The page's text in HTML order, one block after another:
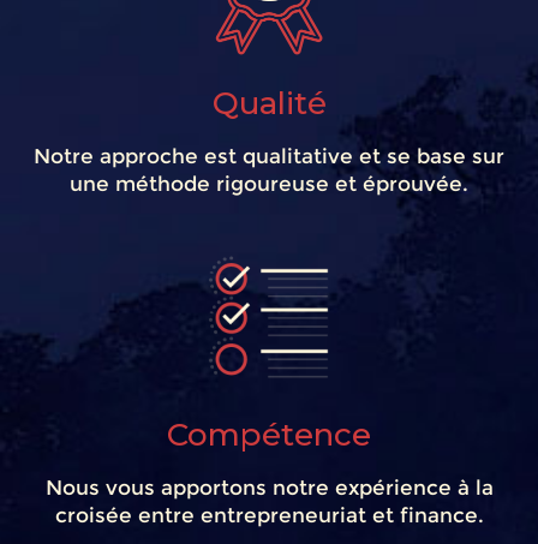
Qualité
Notre approche est qualitative et se base sur
une méthode rigoureuse et éprouvée.
Compétence
Nous vous apportons notre expérience à la
croisée entre entrepreneuriat et finance.